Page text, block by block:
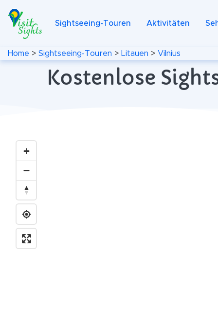
Sightseeing-Touren Aktivitäten
Home > Sightseeing-Touren > Litauen > Vilnius
Kostenlose